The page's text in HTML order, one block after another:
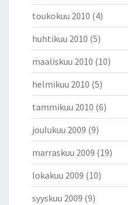
toukokuu 2010 (4)
huhtikuu 2010 (5)
maaliskuu 2010 (10)
helmikuu 2010 (5)
tammikuu 2010 (6)
joulukuu 2009 (9)
marraskuu 2009 (19)
lokakuu 2009 (10)
syyskuu 2009 (9)